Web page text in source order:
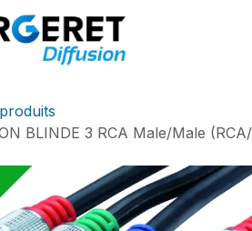
BLINDE 3 RCA Male/Male